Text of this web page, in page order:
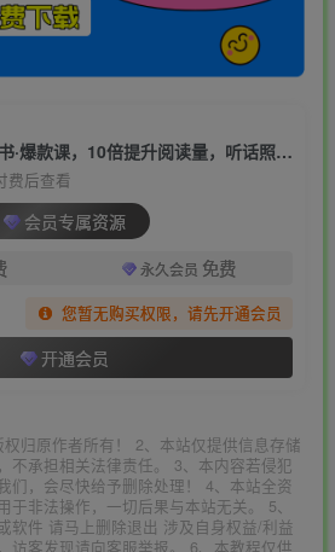
（7461期）2023小红书·爆款课，10倍提升阅读量，听话照做肯定可以达到这个目标
费后查看
会员专属资源
永久会员 免费
您暂无购买权限，请先开通会员
开通会员
归原作者所有！ 2、本站仅提供信息存储
不承担相关法律责任。 3、本内容若侵犯
们，会尽快给予删除处理！ 4、本站全资
于非法操作，一切后果与本站无关。 5、
软件 请马上删除退出 涉及自身权益/利益
访客发现请向客服举报。 6、本教程仅供